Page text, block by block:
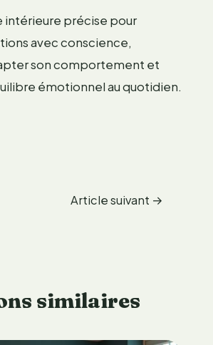
intérieure précise pour
avec conscience,
son comportement et
émotionnel au quotidien.
Article suivant →
similaires